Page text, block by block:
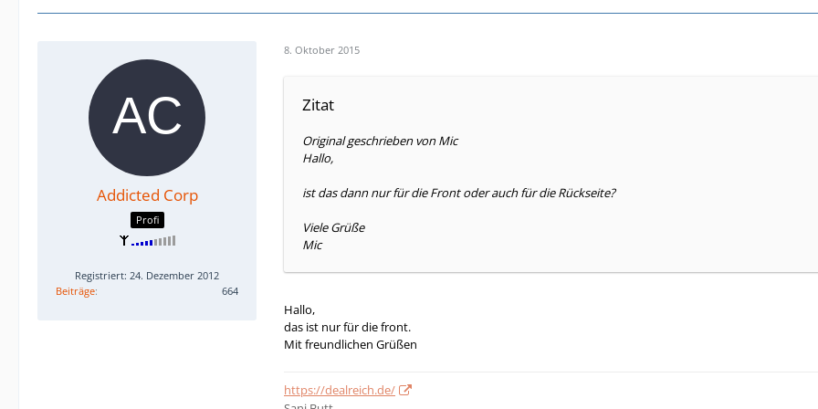
Addicted Corp
Profi
Registriert: 24. Dezember 2012
Beiträge
664
8. Oktober 2015
Zitat
Original geschrieben von Mic
Hallo,
ist das dann nur für die Front oder auch für die Rückseite?
Viele Grüße
Mic
Hallo,
das ist nur für die front.
Mit freundlichen Grüßen
https://dealreich.de/